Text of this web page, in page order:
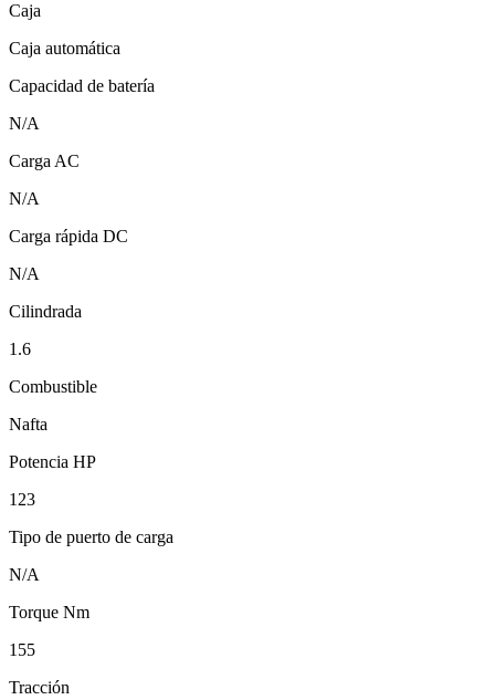
Caja
Caja automática
Capacidad de batería
N/A
Carga AC
N/A
Carga rápida DC
N/A
Cilindrada
1.6
Combustible
Nafta
Potencia HP
123
Tipo de puerto de carga
N/A
Torque Nm
155
Tracción